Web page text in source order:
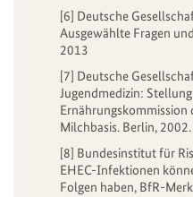
[6] Deutsche
Ausgewählte Fragen
2013
[7] Deutsche
Jugendmedizin:
Ernährungskommission
Milchbasis. Berlin, 2002.
[8] Bundesinstitut für
EHEC-Infektionen
Folgen haben, BfR-